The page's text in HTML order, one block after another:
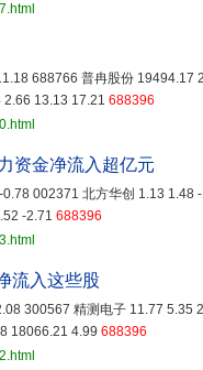
688766 普冉股份 19494.17
13.13 17.21 688396
资金净流入超亿元
002371 北方华创 1.13 1.48
-2.71 688396
流入这些股
300567 精测电子 11.77 5.35
18066.21 4.99 688396